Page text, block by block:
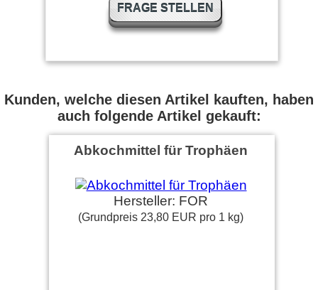
FRAGE STELLEN
Kunden, welche diesen Artikel kauften, haben
auch folgende Artikel gekauft:
Abkochmittel für Trophäen
Hersteller: FOR
(Grundpreis 23,80 EUR pro 1 kg)